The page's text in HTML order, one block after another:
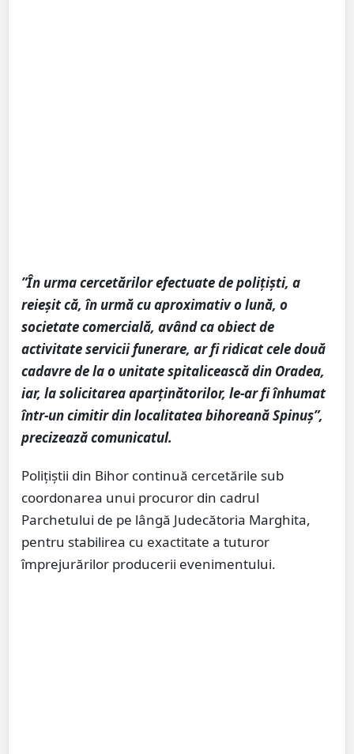
”În urma cercetărilor efectuate de polițiști, a
reieșit că, în urmă cu aproximativ o lună, o
societate comercială, având ca obiect de
activitate servicii funerare, ar fi ridicat cele două
cadavre de la o unitate spitalicească din Oradea,
iar, la solicitarea aparținătorilor, le-ar fi înhumat
într-un cimitir din localitatea bihoreană Spinuș”,
precizează comunicatul.
Polițiștii din Bihor continuă cercetările sub
coordonarea unui procuror din cadrul
Parchetului de pe lângă Judecătoria Marghita,
pentru stabilirea cu exactitate a tuturor
împrejurărilor producerii evenimentului.